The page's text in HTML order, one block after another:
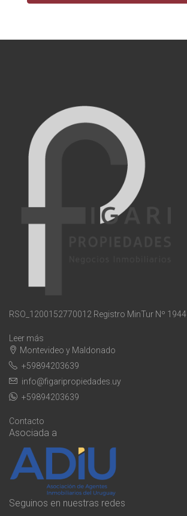
RSO_1200152770012 Registro MinTur Nº 1944
Leer más
Montevideo y Maldonado
+59894203639
info@figaripropiedades.uy
+59894203639
Contacto
Asociada a
Seguinos en nuestras redes